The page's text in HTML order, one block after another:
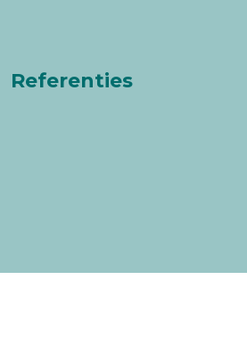
Referenties